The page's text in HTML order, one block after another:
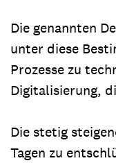
Die genannten
unter diese
Prozesse zu
Digitalisierung,
Die stetig
Tagen zu